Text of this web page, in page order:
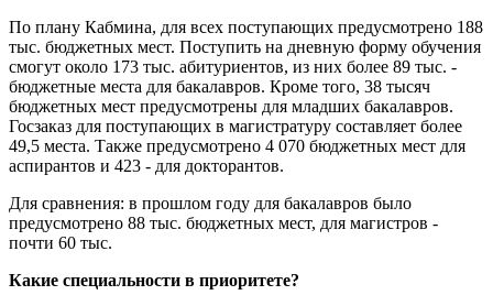
По плану Кабмина, для всех поступающих предусмотрено 188
тыс. бюджетных мест. Поступить на дневную форму обучения
смогут около 173 тыс. абитуриентов, из них более 89 тыс. -
бюджетные места для бакалавров. Кроме того, 38 тысяч
бюджетных мест предусмотрены для младших бакалавров.
Госзаказ для поступающих в магистратуру составляет более
49,5 места. Также предусмотрено 4 070 бюджетных мест для
аспирантов и 423 - для докторантов.
Для сравнения: в прошлом году для бакалавров было
предусмотрено 88 тыс. бюджетных мест, для магистров -
почти 60 тыс.
Какие специальности в приоритете?